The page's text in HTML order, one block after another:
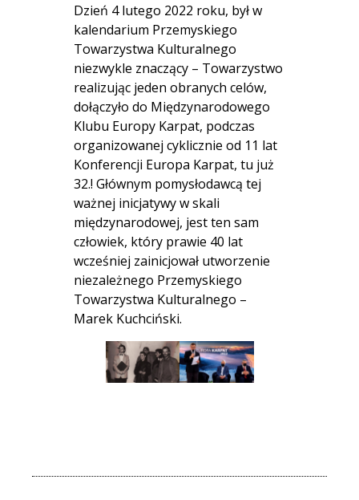
Dzień 4 lutego 2022 roku, był w
kalendarium Przemyskiego
Towarzystwa Kulturalnego
niezwykle znaczący – Towarzystwo
realizując jeden obranych celów,
dołączyło do Międzynarodowego
Klubu Europy Karpat, podczas
organizowanej cyklicznie od 11 lat
Konferencji Europa Karpat, tu już
32.! Głównym pomysłodawcą tej
ważnej inicjatywy w skali
międzynarodowej, jest ten sam
człowiek, który prawie 40 lat
wcześniej zainicjował utworzenie
niezależnego Przemyskiego
Towarzystwa Kulturalnego –
Marek Kuchciński.